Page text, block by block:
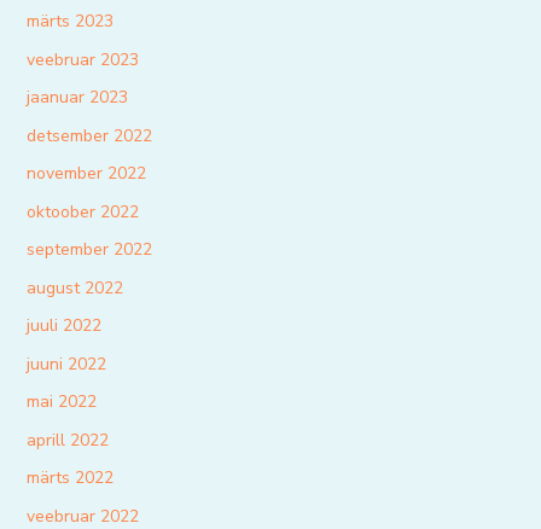
märts 2023
veebruar 2023
jaanuar 2023
detsember 2022
november 2022
oktoober 2022
september 2022
august 2022
juuli 2022
juuni 2022
mai 2022
aprill 2022
märts 2022
veebruar 2022